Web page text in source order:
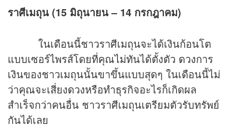
ราศีเมถุน (15 มิถุนายน – 14 กรกฎาคม)
ในเดือนนี้ชาวราศีเมถุนจะได้เงินก้อนโต
แบบเซอร์ไพรส์โดยที่คุณไม่ทันได้ตั้งตัว ดวงการ
เงินของชาวเมถุนนั้นขาขึ้นแบบสุดๆ ในเดือนนี้ไม่
ว่าคุณจะเสี่ยงดวงหรือทำธุรกิจอะไรก็เกิดผล
สำเร็จกว่าคนอื่น ชาวราศีเมถุนเตรียมตัวรับทรัพย์
กันได้เลย